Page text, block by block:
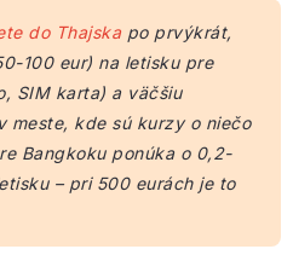
do Thajska po prvýkrát,
100 eur) na letisku pre
SIM karta) a väčšiu
meste, kde sú kurzy o niečo
Bangkoku ponúka o 0,2-
– pri 500 eurách je to